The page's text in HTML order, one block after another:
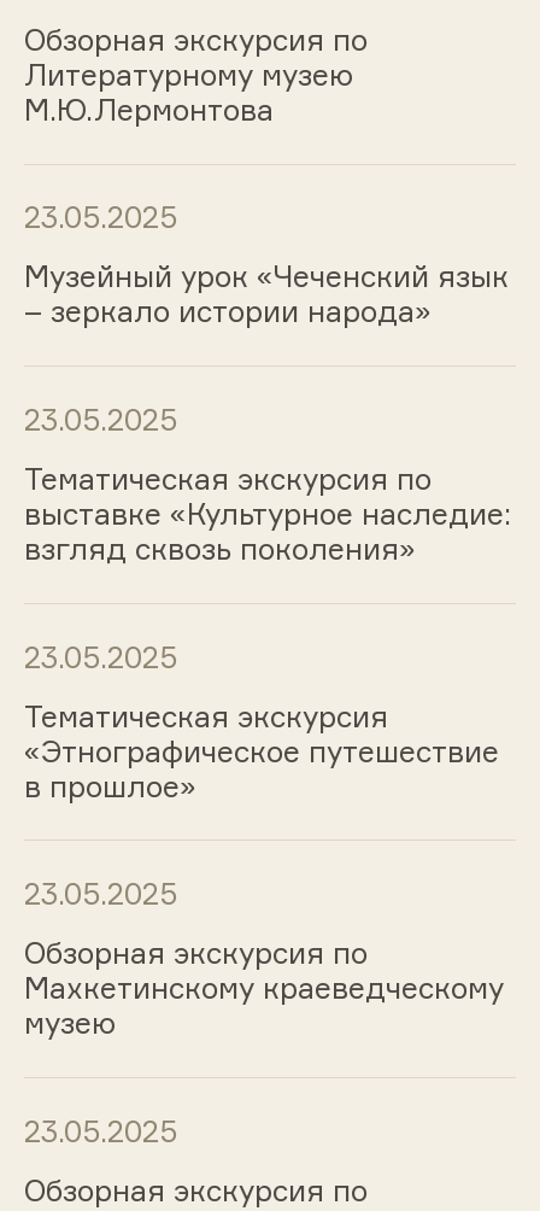
Обзорная экскурсия по
Литературному музею
М.Ю.Лермонтова
23.05.2025
Музейный урок «Чеченский язык
– зеркало истории народа»
23.05.2025
Тематическая экскурсия по
выставке «Культурное наследие:
взгляд сквозь поколения»
23.05.2025
Тематическая экскурсия
«Этнографическое путешествие
в прошлое»
23.05.2025
Обзорная экскурсия по
Махкетинскому краеведческому
музею
23.05.2025
Обзорная экскурсия по